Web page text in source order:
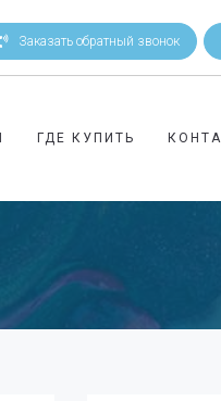
Заказать обратный звонок
ГДЕ КУПИТЬ